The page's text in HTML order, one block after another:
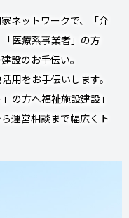
ネットワークで、
「介
「医療系事業者」の方
設のお手伝い。
用をお手伝いします。
の方へ福祉施設建設」
運営相談まで幅広くト